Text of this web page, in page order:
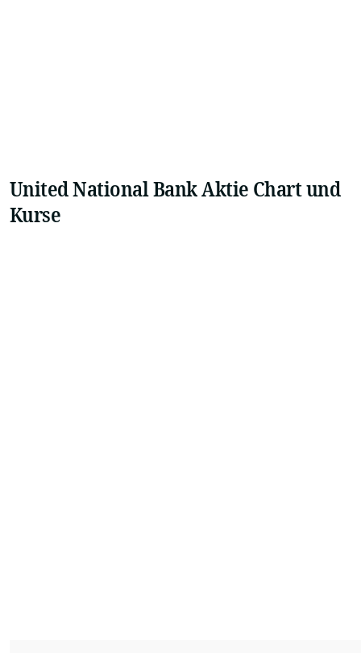
United National Bank Aktie Chart und
Kurse